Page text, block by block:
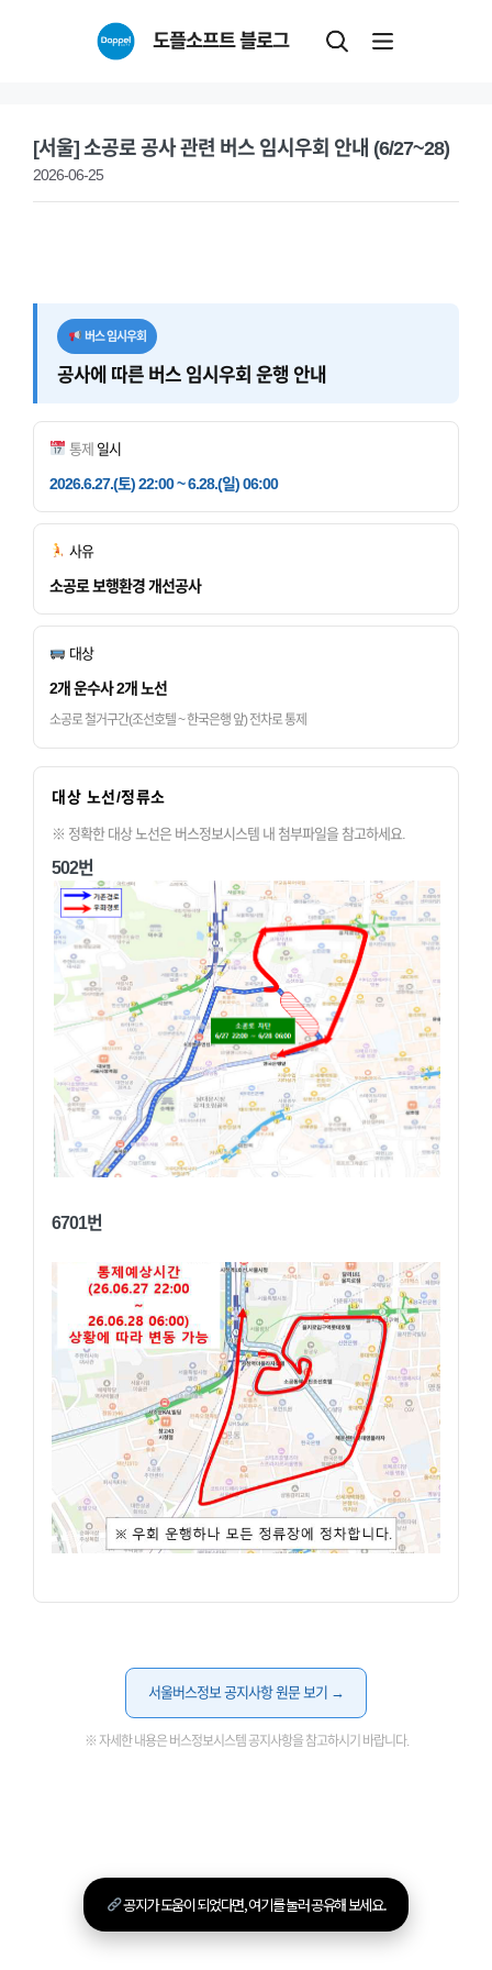
도플소프트 블로그
[서울] 소공로 공사 관련 버스 임시우회 안내 (6/27~28)
2026-06-25
버스 임시우회
공사에 따른 버스 임시우회 운행 안내
통제 일시
2026.6.27.(토) 22:00 ~ 6.28.(일) 06:00
사유
소공로 보행환경 개선공사
대상
2개 운수사 2개 노선
소공로 철거구간(조선호텔 ~ 한국은행 앞) 전차로 통제
대상 노선/정류소
※ 정확한 대상 노선은 버스정보시스템 내 첨부파일을 참고하세요.
502번
6701번
서울버스정보 공지사항 원문 보기 →
※ 자세한 내용은 버스정보시스템 공지사항을 참고하시기 바랍니다.
공지가 도움이 되었다면, 여기를 눌러 공유해 보세요.